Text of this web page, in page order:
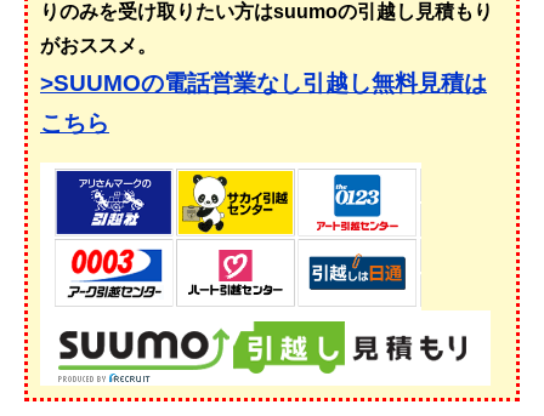
りのみを受け取りたい方はsuumoの引越し見積もり
がおススメ。
>SUUMOの電話営業なし引越し無料見積は
こちら